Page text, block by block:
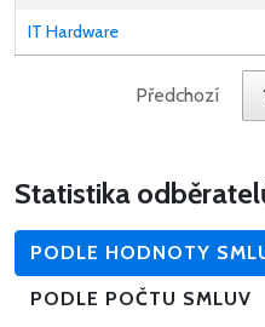
IT Hardware
Předchozí
Statistika
PODLE HODNOTY
PODLE POČTU SMLUV